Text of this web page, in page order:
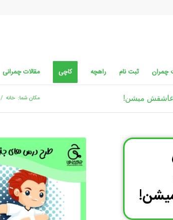
چمران ثبت نام راهچه کاچی مقالات چمرانی
مکان شما: خانه /